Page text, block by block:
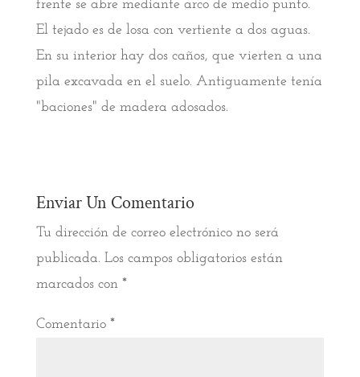
frente se abre mediante arco de medio punto.
El tejado es de losa con vertiente a dos aguas.
En su interior hay dos caños, que vierten a una
pila excavada en el suelo. Antiguamente tenía
"baciones" de madera adosados.
Enviar Un Comentario
Tu dirección de correo electrónico no será
publicada. Los campos obligatorios están
marcados con *
Comentario *